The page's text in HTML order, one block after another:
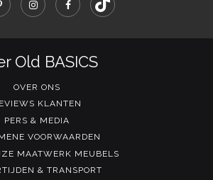
Old BASICS
OVER ONS
KLANTEN
PERS & MEDIA
VOORWAARDEN
MAATWERK MEUBELS
& TRANSPORT